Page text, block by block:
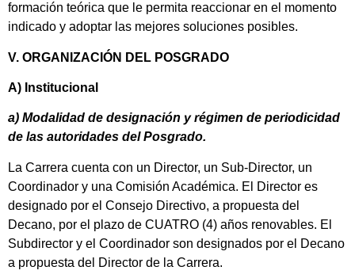
formación teórica que le permita reaccionar en el momento
indicado y adoptar las mejores soluciones posibles.
V. ORGANIZACIÓN DEL POSGRADO
A) Institucional
a) Modalidad de designación y régimen de periodicidad
de las autoridades del Posgrado.
La Carrera cuenta con un Director, un Sub-Director, un
Coordinador y una Comisión Académica. El Director es
designado por el Consejo Directivo, a propuesta del
Decano, por el plazo de CUATRO (4) años renovables. El
Subdirector y el Coordinador son designados por el Decano
a propuesta del Director de la Carrera.